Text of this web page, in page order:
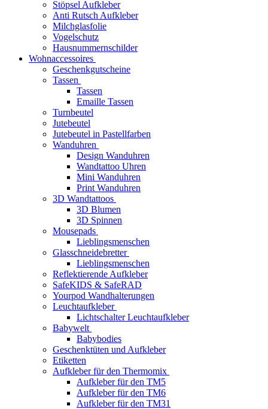
Stöpsel Aufkleber
Anti Rutsch Aufkleber
Milchglasfolie
Vogelschutz
Hausnummernschilder
Wohnaccessoires
Geschenkgutscheine
Tassen
Tassen
Emaille Tassen
Turnbeutel
Jutebeutel
Jutebeutel in Pastellfarben
Wanduhren
Design Wanduhren
Wandtattoo Uhren
Mini Wanduhren
Print Wanduhren
3D Wandtattoos
3D Blumen
3D Spinnen
Mousepads
Lieblingsmenschen
Glasschneidebretter
Lieblingsmenschen
Reflektierende Aufkleber
SafeKIDS & SafeRAD
Yourpod Wandhalterungen
Leuchtaufkleber
Lichtschalter Leuchtaufkleber
Babywelt
Babybodies
Geschenktüten und Aufkleber
Etiketten
Aufkleber für den Thermomix
Aufkleber für den TM5
Aufkleber für den TM6
Aufkleber für den TM31